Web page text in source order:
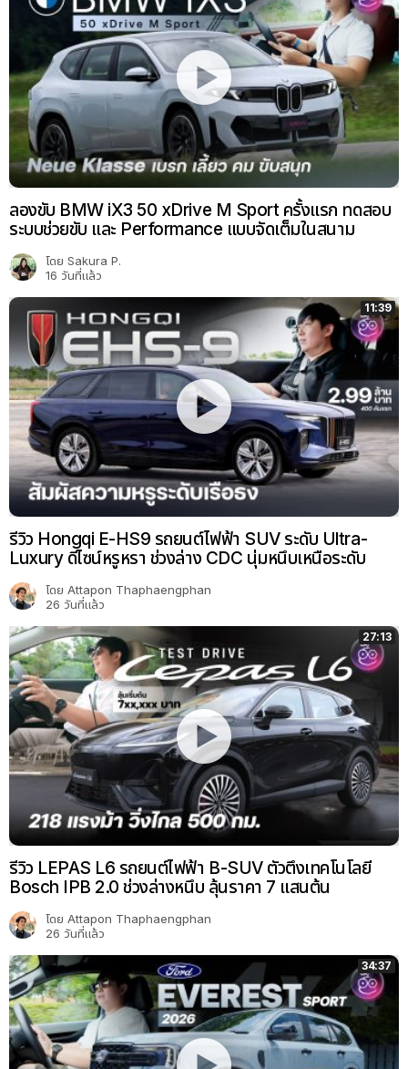
ลองขับ BMW iX3 50 xDrive M Sport ครั้งแรก ทดสอบ
ระบบช่วยขับ และ Performance แบบจัดเต็มในสนาม
โดย Sakura P.
16 วันที่แล้ว
11:39
รีวิว Hongqi E-HS9 รถยนต์ไฟฟ้า SUV ระดับ Ultra-
Luxury ดีไซน์หรูหรา ช่วงล่าง CDC นุ่มหนึบเหนือระดับ
โดย Attapon Thaphaengphan
26 วันที่แล้ว
27:13
รีวิว LEPAS L6 รถยนต์ไฟฟ้า B-SUV ตัวตึงเทคโนโลยี
Bosch IPB 2.0 ช่วงล่างหนึบ ลุ้นราคา 7 แสนต้น
โดย Attapon Thaphaengphan
26 วันที่แล้ว
34:37